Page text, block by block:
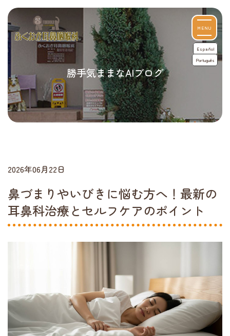
MENU
Español
Português
勝手気ままなAIブログ
2026年06月22日
鼻づまりやいびきに悩む方へ！最新の
耳鼻科治療とセルフケアのポイント